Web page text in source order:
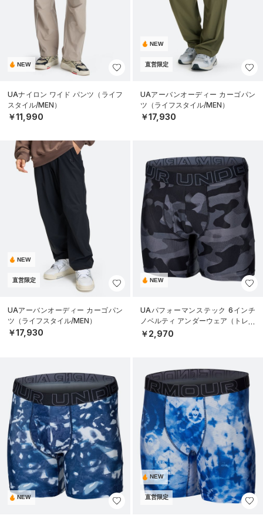
NEW
UAナイロン ワイド パンツ（ライフ
スタイル/MEN）
￥11,990
NEW
直営限定
UAアーバンオーディー カーゴパン
ツ（ライフスタイル/MEN）
￥17,930
NEW
直営限定
UAアーバンオーディー カーゴパン
ツ（ライフスタイル/MEN）
￥17,930
NEW
UAパフォーマンステック 6インチ
ノベルティ アンダーウェア（トレー
ニング/MEN）
￥2,970
NEW
NEW
直営限定